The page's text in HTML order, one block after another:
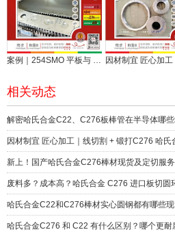
案例｜254SMO 平板与 C276 哈氏合金切环，助力船舶维修应急保供
相关动态
新上！国产哈氏合金C276棒材现货及定切服务